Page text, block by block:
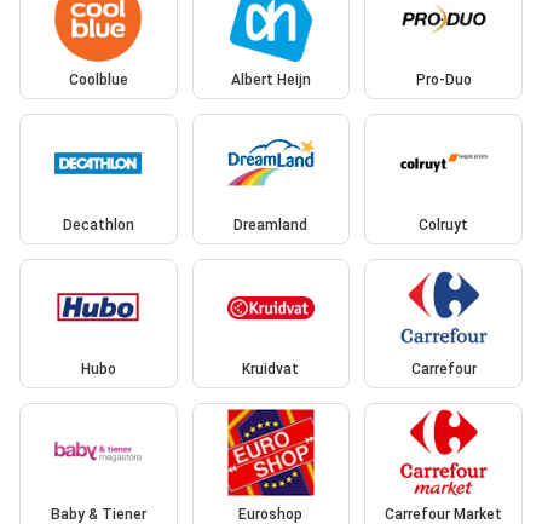
Coolblue Albert Heijn Pro-Duo
Decathlon Dreamland Colruyt
Hubo Kruidvat Carrefour
Baby & Tiener Euroshop Carrefour Market